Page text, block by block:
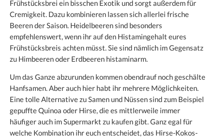
Frühstücksbrei ein bisschen Exotik und sorgt außerdem für
Cremigkeit. Dazu kombinieren lassen sich allerlei frische
Beeren der Saison. Heidelbeeren sind besonders
empfehlenswert, wenn ihr auf den Histamingehalt eures
Frühstücksbreis achten müsst. Sie sind nämlich im Gegensatz
zu Himbeeren oder Erdbeeren histaminarm.
Um das Ganze abzurunden kommen obendrauf noch geschälte
Hanfsamen. Aber auch hier habt ihr mehrere Möglichkeiten.
Eine tolle Alternative zu Samen und Nüssen sind zum Beispiel
gepuffte Quinoa oder Hirse, die es mittlerweile immer
häufiger auch im Supermarkt zu kaufen gibt. Ganz egal für
welche Kombination ihr euch entscheidet, das Hirse-Kokos-